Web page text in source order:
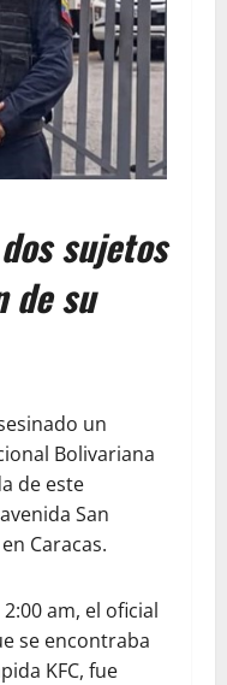
sujetos
de su
un
Bolivariana
de este
San
Caracas.
am, el oficial
se encontraba
KFC, fue